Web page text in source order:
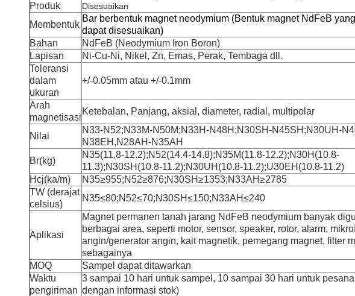
Produk
Disesuaikan
Membentuk
Bar berbentuk magnet neodymium (Bentuk magnet NdFeB
dapat disesuaikan)
Bahan
NdFeB (Neodymium Iron Boron)
Lapisan
Ni-Cu-Ni, Nikel, Zn, Emas, Perak, Tembaga dll.
Toleransi
dalam
ukuran
+/-0.05mm atau +/-0.1mm
Arah
magnetisasi
Ketebalan, Panjang, aksial, diameter, radial, multipolar
Nilai
N33-N52;N33M-N50M;N33H-N48H;N30SH-N45SH;N30UH-
N38EH,N28AH-N35AH
Br(kg)
N35(11,8-12.2);N52(14.4-14.8);N35M(11.8-12.2);N30H(10.8-
11.3);N30SH(10.8-11.2);N30UH(10.8-11.2);U30EH(10.8-11.2)
Hcj(ka/m)
N35≥955;N52≥876;N30SH≥1353;N33AH≥2785
TW (derajat
celsius)
N35≤80;N52≤70;N30SH≤150;N33AH≤240
Aplikasi
Magnet permanen tanah jarang NdFeB neodymium banyak
berbagai area, seperti motor, sensor, speaker, rotor, alarm,
angin/generator angin, kait magnetik, pemegang magnet, filter
sebagainya
MOQ
Sampel dapat ditawarkan
Waktu
pengiriman
3 sampai 10 hari untuk sampel, 10 sampai 30 hari untuk
dengan informasi stok)